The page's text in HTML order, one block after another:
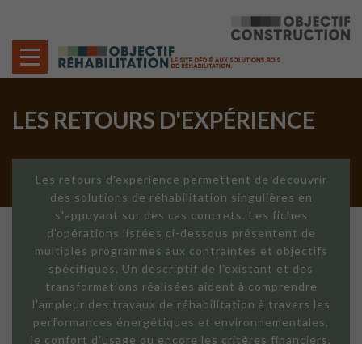
LES RETOURS D'EXPÉRIENCE
Les retours d'expérience permettent de découvrir
des solutions de réhabilitation singulières en
s'appuyant sur des cas concrets. Les fiches
d'opérations listées ci-dessous présentent de
multiples programmes aux contraintes et objectifs
spécifiques. Un descriptif de l'existant et des
transformations réalisées aident à comprendre
l'ampleur des travaux de réhabilitation à travers les
performances énergétiques et environnementales,
le confort d'usage ou encore les critères financiers.